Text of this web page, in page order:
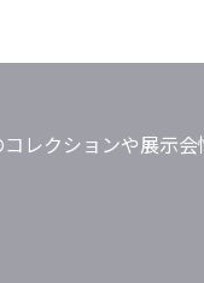
クションや展示会